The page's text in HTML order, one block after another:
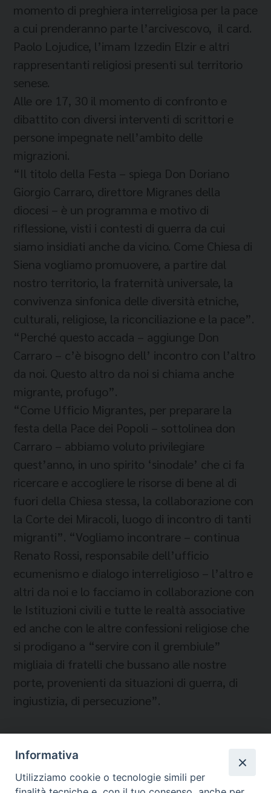
momento di preghiera interreligiosa per la pace
a cui prenderanno parte l’arcivescovo, il card.
Paolo Lojudice, l’imam Izzedin Elzir e altri
rappresentanti religiosi presenti sul territorio
senese.
Alle ore 17, 30 il momento di confronto e
dibattito con diversi interventi di scrittori e
persone impegnate nell’ambito delle
migrazioni.
“Il titolo della Festa – spiega Don Doriano
Giorgio Carraro, direttore Migranes della
diocesi – è un programma e motivo di
riflessione, visti i contesti di guerra da cui
siamo insidiati anche da vicino. Come Chiesa di
Siena vogliamo promuovere, a partire dal
nostro territorio, la fraternità universale, la
convivenza sinfonica delle diversità etniche,
culturali, religiose, la riconciliazione e la pace”.
“Perché questo accada – aggiunge Don
Carraro – c’è bisogno dell’ incontro con l’altro
da noi. Questo altro da noi si chiama anche
migrante, profugo”.
“Come Ufficio Migrantes, per preparare la
festa della Pace dei Popoli – sottolinea don
Carraro – abbiamo voluto privilegiare
quest’anno, in uno spirito ‘sinodale’ che ci fa
ricercare e accogliere le risorse di bene al di
fuori della Chiesa stessa, la collaborazione con
la Corte dei Miracoli, luogo di incontro di tanti
migranti”. “Vogliamo incontrare – continua
Renato Rossi, responsabile dell’ufficio
ecumenismo e dialogo interreligioso – l’altro e
altri da noi e lo facciamo in collaborazione con
le Istituzioni civili e tutte le realtà associative
ed anche con le altre confessioni religiose che
si prodigano a “servire con il grembiule”
migliaia di fratelli che bussano alle nostre
porte, provenienti da situazioni di guerra, di
ingiustizia, di persecuzione”.
Temi:
FESTA DEI POPOLI
Informativa
Utilizziamo cookie o tecnologie simili per